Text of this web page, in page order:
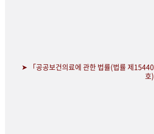
➤ 「공공보건의료에 관한 법률(법률 제15440
호)